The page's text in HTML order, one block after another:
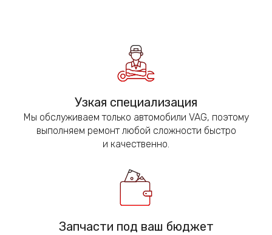
Узкая специализация
Мы обслуживаем только автомобили VAG, поэтому
выполняем ремонт любой сложности быстро
и качественно.
Запчасти под ваш бюджет